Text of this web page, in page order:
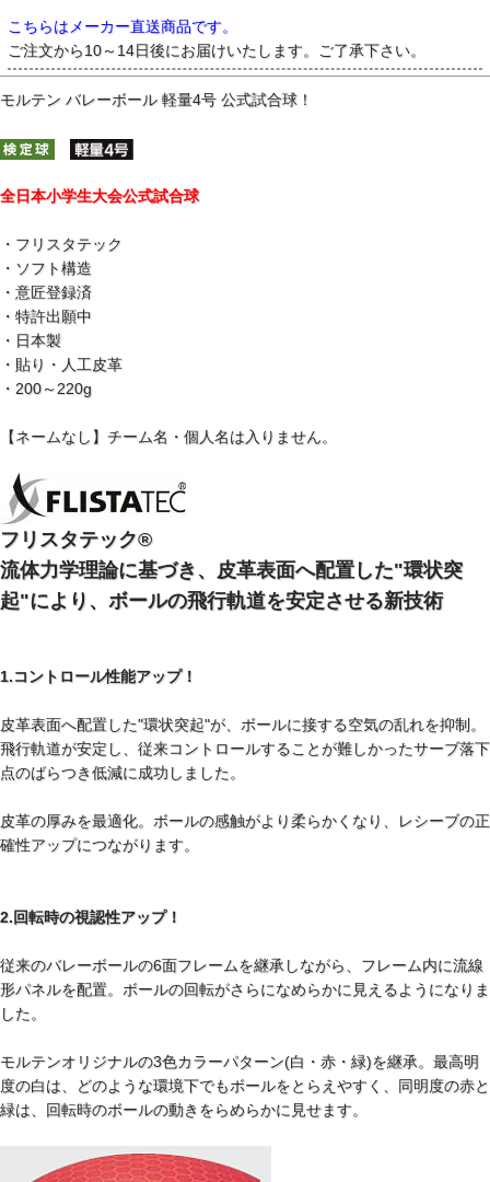
こちらはメーカー直送商品です。
ご注文から10～14日後にお届けいたします。ご了承下さい。
モルテン バレーボール 軽量4号 公式試合球！
全日本小学生大会公式試合球
・フリスタテック
・ソフト構造
・意匠登録済
・特許出願中
・日本製
・貼り・人工皮革
・200～220g
【ネームなし】チーム名・個人名は入りません。
フリスタテック®
流体力学理論に基づき、皮革表面へ配置した"環状突
起"により、ボールの飛行軌道を安定させる新技術
1.コントロール性能アップ！
皮革表面へ配置した"環状突起"が、ボールに接する空気の乱れを抑制。
飛行軌道が安定し、従来コントロールすることが難しかったサーブ落下
点のばらつき低減に成功しました。
皮革の厚みを最適化。ボールの感触がより柔らかくなり、レシーブの正
確性アップにつながります。
2.回転時の視認性アップ！
従来のバレーボールの6面フレームを継承しながら、フレーム内に流線
形パネルを配置。ボールの回転がさらになめらかに見えるようになりま
した。
モルテンオリジナルの3色カラーパターン(白・赤・緑)を継承。最高明
度の白は、どのような環境下でもボールをとらえやすく、同明度の赤と
緑は、回転時のボールの動きをらめらかに見せます。